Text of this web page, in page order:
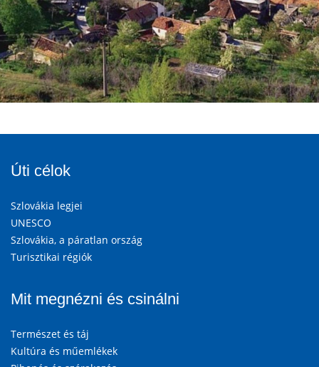
Úti célok
Szlovákia legjei
UNESCO
Szlovákia, a páratlan ország
Turisztikai régiók
Mit megnézni és csinálni
Természet és táj
Kultúra és műemlékek